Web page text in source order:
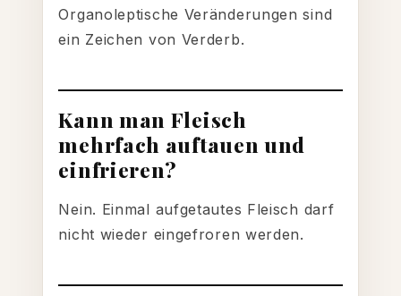
Organoleptische Veränderungen sind
ein Zeichen von Verderb.
Kann man Fleisch
mehrfach auftauen und
einfrieren?
Nein. Einmal aufgetautes Fleisch darf
nicht wieder eingefroren werden.